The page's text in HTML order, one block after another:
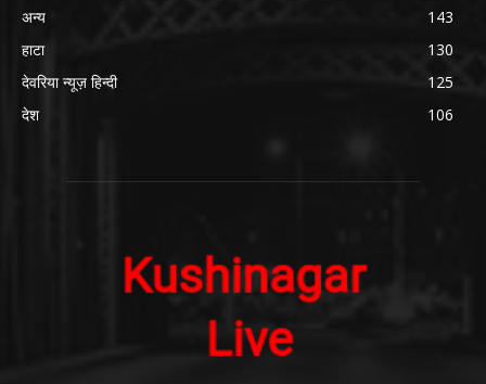
अन्य
143
हाटा
130
देवरिया न्यूज़ हिन्दी
125
देश
106